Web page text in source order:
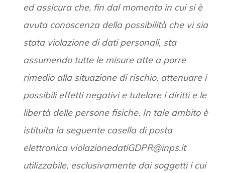
ed assicura che, fin dal momento in cui si è
avuta conoscenza della possibilità che vi sia
stata violazione di dati personali, sta
assumendo tutte le misure atte a porre
rimedio alla situazione di rischio, attenuare i
possibili effetti negativi e tutelare i diritti e le
libertà delle persone fisiche. In tale ambito è
istituita la seguente casella di posta
elettronica violazionedatiGDPR@inps.it
utilizzabile, esclusivamente dai soggetti i cui